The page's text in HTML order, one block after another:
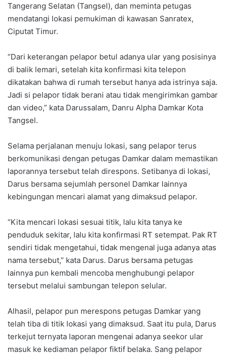
Tangerang Selatan (Tangsel), dan meminta petugas
mendatangi lokasi pemukiman di kawasan Sanratex,
Ciputat Timur.
“Dari keterangan pelapor betul adanya ular yang posisinya
di balik lemari, setelah kita konfirmasi kita telepon
dikatakan bahwa di rumah tersebut hanya ada istrinya saja.
Jadi si pelapor tidak berani atau tidak mengirimkan gambar
dan video,” kata Darussalam, Danru Alpha Damkar Kota
Tangsel.
Selama perjalanan menuju lokasi, sang pelapor terus
berkomunikasi dengan petugas Damkar dalam memastikan
laporannya tersebut telah direspons. Setibanya di lokasi,
Darus bersama sejumlah personel Damkar lainnya
kebingungan mencari alamat yang dimaksud pelapor.
“Kita mencari lokasi sesuai titik, lalu kita tanya ke
penduduk sekitar, lalu kita konfirmasi RT setempat. Pak RT
sendiri tidak mengetahui, tidak mengenal juga adanya atas
nama tersebut,” kata Darus. Darus bersama petugas
lainnya pun kembali mencoba menghubungi pelapor
tersebut melalui sambungan telepon selular.
Alhasil, pelapor pun merespons petugas Damkar yang
telah tiba di titik lokasi yang dimaksud. Saat itu pula, Darus
terkejut ternyata laporan mengenai adanya seekor ular
masuk ke kediaman pelapor fiktif belaka. Sang pelapor